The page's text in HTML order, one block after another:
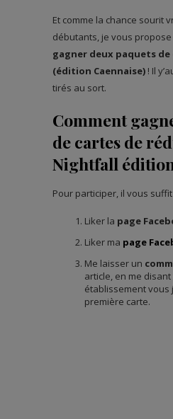
Et comme la chance sourit
débutants, je vous propose
gagner deux paquets
(édition Caennaise) ! Il
tirés au sort.
Comment
de cartes de
Nightfall
Pour participer, il vous suffit
Liker la page
Liker ma page
Me laisser un
article, en me
établissement vous
première carte.